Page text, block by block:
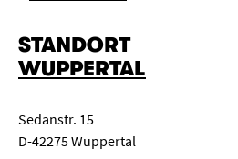
STANDORT
WUPPERTAL
Sedanstr. 15
D-42275 Wuppertal